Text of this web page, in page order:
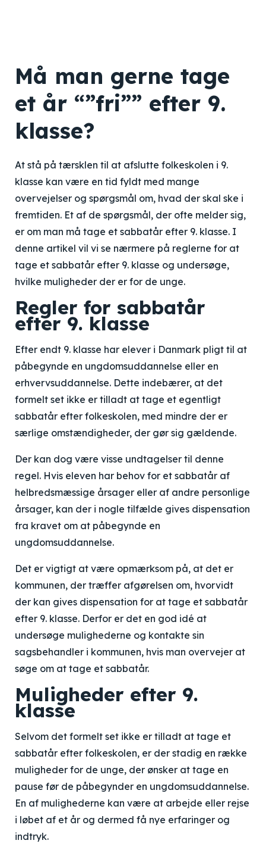
Må man gerne tage
et år “”fri”” efter 9.
klasse?
At stå på tærsklen til at afslutte folkeskolen i 9.
klasse kan være en tid fyldt med mange
overvejelser og spørgsmål om, hvad der skal ske i
fremtiden. Et af de spørgsmål, der ofte melder sig,
er om man må tage et sabbatår efter 9. klasse. I
denne artikel vil vi se nærmere på reglerne for at
tage et sabbatår efter 9. klasse og undersøge,
hvilke muligheder der er for de unge.
Regler for sabbatår
efter 9. klasse
Efter endt 9. klasse har elever i Danmark pligt til at
påbegynde en ungdomsuddannelse eller en
erhvervsuddannelse. Dette indebærer, at det
formelt set ikke er tilladt at tage et egentligt
sabbatår efter folkeskolen, med mindre der er
særlige omstændigheder, der gør sig gældende.
Der kan dog være visse undtagelser til denne
regel. Hvis eleven har behov for et sabbatår af
helbredsmæssige årsager eller af andre personlige
årsager, kan der i nogle tilfælde gives dispensation
fra kravet om at påbegynde en
ungdomsuddannelse.
Det er vigtigt at være opmærksom på, at det er
kommunen, der træffer afgørelsen om, hvorvidt
der kan gives dispensation for at tage et sabbatår
efter 9. klasse. Derfor er det en god idé at
undersøge mulighederne og kontakte sin
sagsbehandler i kommunen, hvis man overvejer at
søge om at tage et sabbatår.
Muligheder efter 9.
klasse
Selvom det formelt set ikke er tilladt at tage et
sabbatår efter folkeskolen, er der stadig en række
muligheder for de unge, der ønsker at tage en
pause før de påbegynder en ungdomsuddannelse.
En af mulighederne kan være at arbejde eller rejse
i løbet af et år og dermed få nye erfaringer og
indtryk.